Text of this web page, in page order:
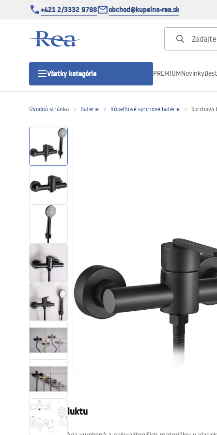
+421 2/3332 9788 obchod@kupelna-rea.sk
Všetky kategórie
Sprchové dvere
Sprchové žľaby
Umývadlá
Vaňa so zástenou
Batérie
Sprchy
Kuchyňa
PREMIUMNovinky
Úvodná stránka Batérie Kúpeľňové sprchové batérie Sprchová
Popis produktu